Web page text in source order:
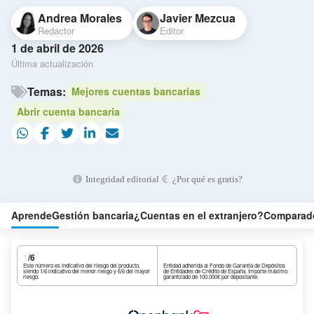
Andrea Morales
Redactor
Javier Mezcua
Editor
1 de abril de 2026
Última actualización
Temas: Mejores cuentas bancarias
Abrir cuenta bancaria
Integridad editorial ¿Por qué es gratis?
AprendeGestión bancaria¿Cuentas en el extranjero?
1/6
Este número es indicativo del riesgo del producto,
siendo 1/6 indicativo del menor riesgo y 6/6 del mayor
riesgo.
Entidad adherida al Fondo de Garantía de Depósitos
de Entidades de Crédito de España. Importe máximo
garantizado de 100.000€ por depositante.